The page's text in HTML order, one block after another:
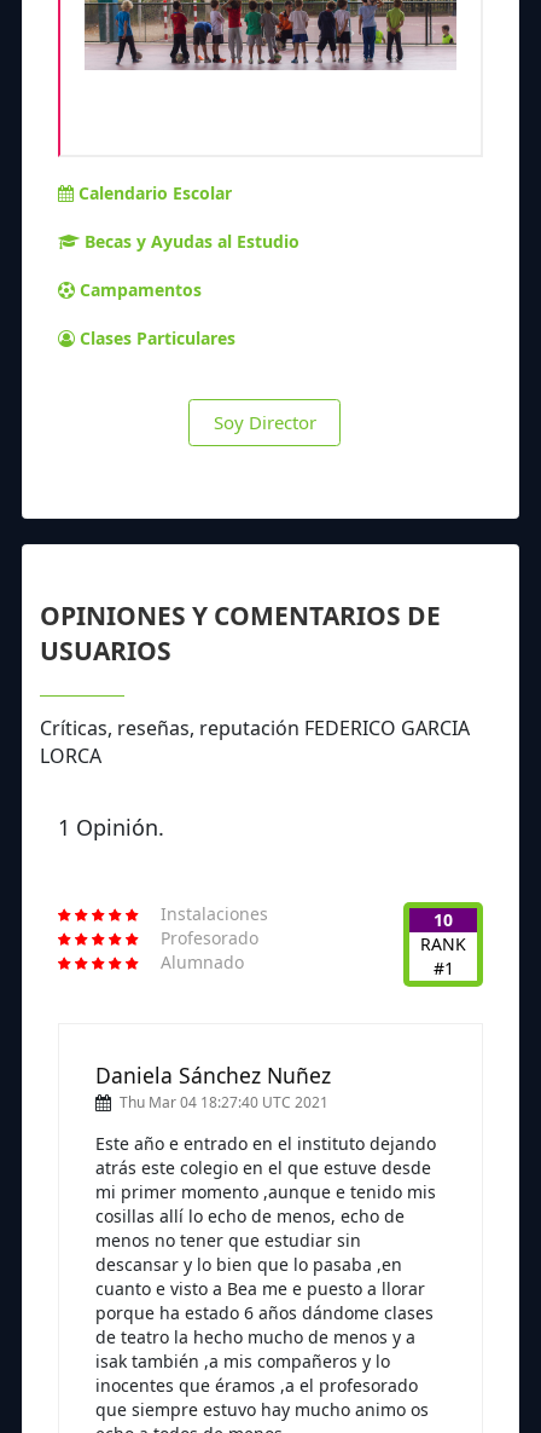
Calendario Escolar
Becas y Ayudas al Estudio
Campamentos
Clases Particulares
Soy Director
OPINIONES Y COMENTARIOS DE
USUARIOS
Críticas, reseñas, reputación FEDERICO GARCIA
LORCA
1 Opinión.
Instalaciones
Profesorado
Alumnado
10
RANK
#1
Daniela Sánchez Nuñez
Thu Mar 04 18:27:40 UTC 2021
Este año e entrado en el instituto dejando
atrás este colegio en el que estuve desde
mi primer momento ,aunque e tenido mis
cosillas allí lo echo de menos, echo de
menos no tener que estudiar sin
descansar y lo bien que lo pasaba ,en
cuanto e visto a Bea me e puesto a llorar
porque ha estado 6 años dándome clases
de teatro la hecho mucho de menos y a
isak también ,a mis compañeros y lo
inocentes que éramos ,a el profesorado
que siempre estuvo hay mucho animo os